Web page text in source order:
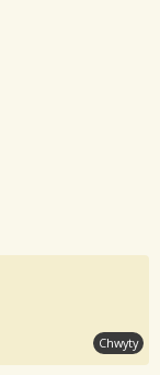
Chwyty